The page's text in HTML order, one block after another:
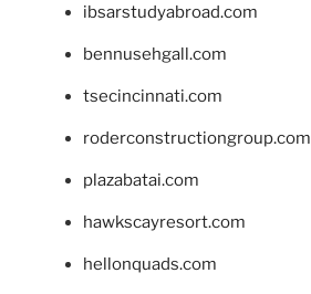
ibsarstudyabroad.com
bennusehgall.com
tsecincinnati.com
roderconstructiongroup.com
plazabatai.com
hawkscayresort.com
hellonquads.com